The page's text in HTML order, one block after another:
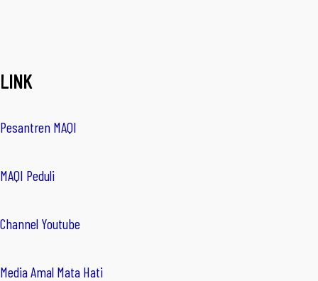
LINK
Pesantren MAQI
MAQI Peduli
Channel Youtube
Media Amal Mata Hati